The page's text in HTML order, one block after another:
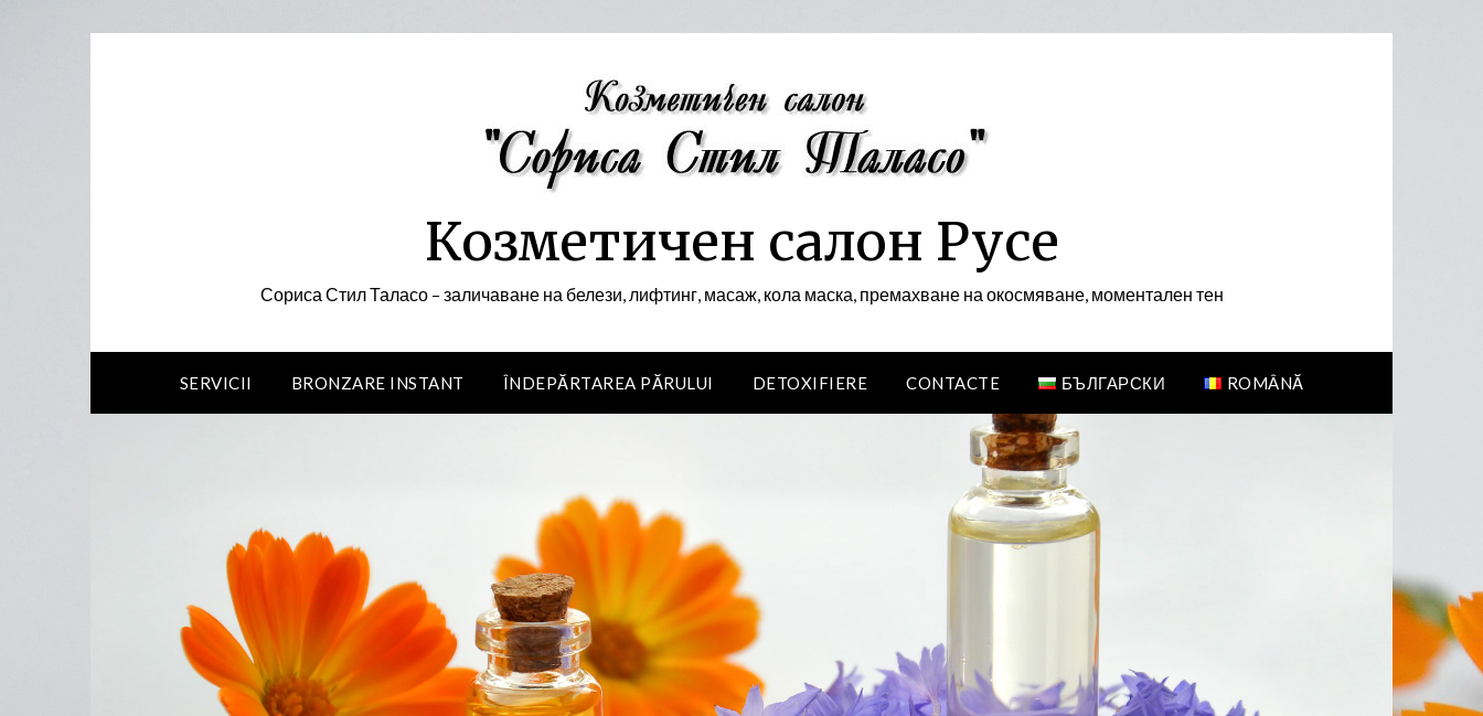
Козметичен салон Русе
Сориса Стил Таласо – заличаване на белези, лифтинг, масаж, кола маска, премахване на окосмяване, моментален тен
SERVICII BRONZARE INSTANT ÎNDEPĂRTAREA PĂRULUI DETOXIFIERE CONTACTE БЪЛГАРСКИ ROMÂNĂ